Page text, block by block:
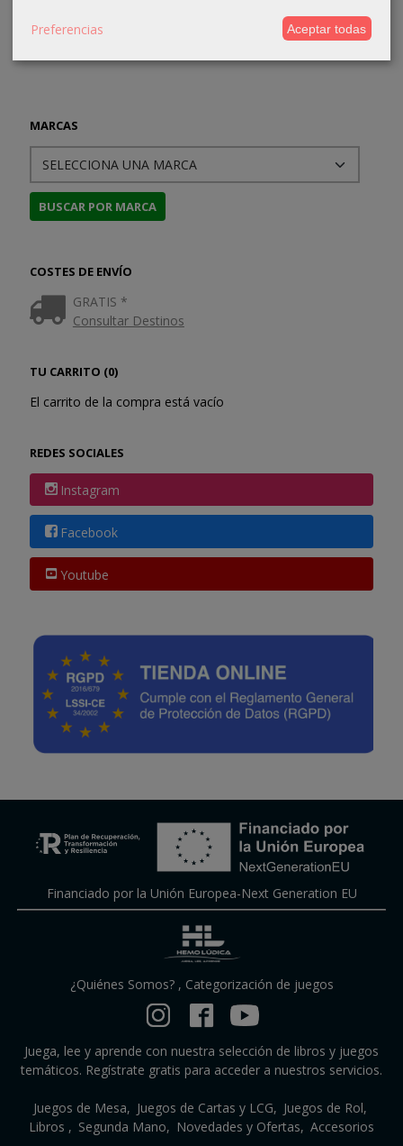
MARCAS
COSTES DE ENVÍO
GRATIS *
Consultar Destinos
TU CARRITO (0)
El carrito de la compra está vacío
REDES SOCIALES
Instagram
Facebook
Youtube
Financiado por la Unión Europea-Next Generation EU
¿Quiénes Somos?, Categorización de juegos
Juega, lee y aprende con nuestra selección de libros y juegos
temáticos. Regístrate gratis para acceder a nuestros servicios.
Juegos de Mesa Juegos de Cartas y LCG
Juegos de Rol
Libros
Segunda Mano Novedades y Ofertas Accesorios
Preferencias Aceptar todas